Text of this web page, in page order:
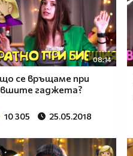
08:14
се връщаме при
гаджета?
10 305 25.05.2018